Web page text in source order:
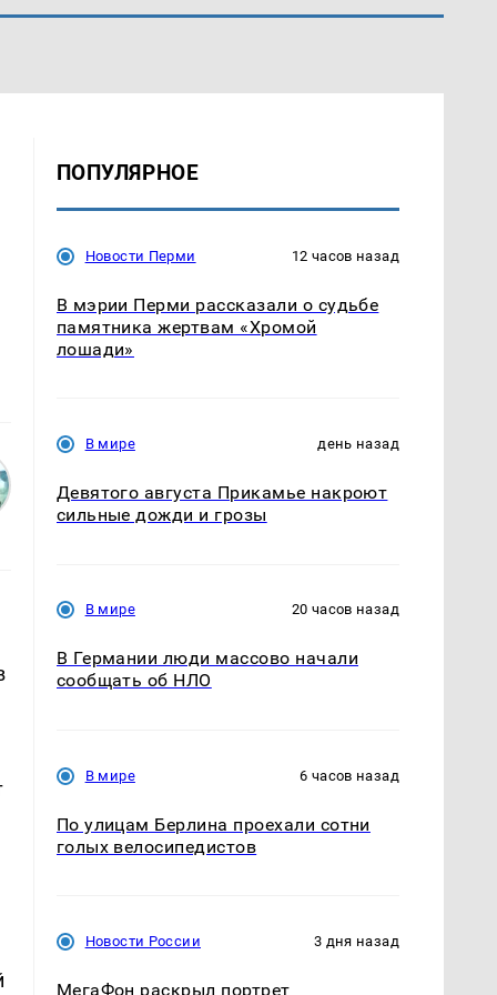
ПОПУЛЯРНОЕ
Новости Перми 12 часов назад
В мэрии Перми рассказали о судьбе
памятника жертвам «Хромой
лошади»
В мире день назад
Девятого августа Прикамье накроют
сильные дожди и грозы
В мире 20 часов назад
В Германии люди массово начали
сообщать об НЛО
В мире 6 часов назад
По улицам Берлина проехали сотни
голых велосипедистов
Новости России 3 дня назад
МегаФон раскрыл портрет